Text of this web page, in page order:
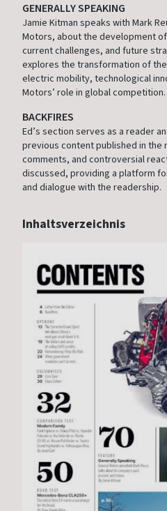
GENERALLY SPEAKING
Jamie Kitman speaks with Mark
Motors, about the development
current challenges, and future
explores the transformation of
electric mobility, technological
Motors’ role in global competition.
BACKFIRES
Ed’s section serves as a reader
previous content published in the
comments, and controversial
discussed, providing a platform
and dialogue with the readership.
Inhaltsverzeichnis